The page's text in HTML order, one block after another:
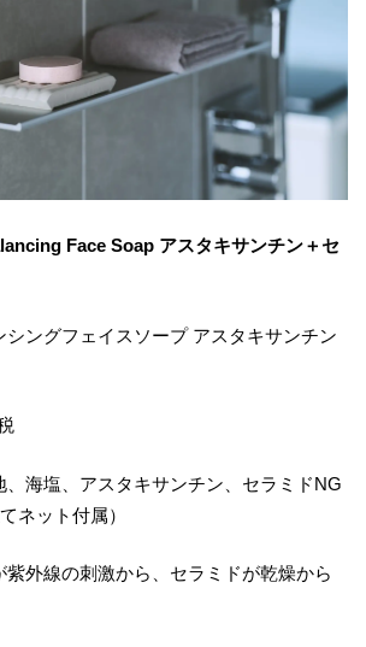
Face Soap アスタキサンチン＋セ
シングフェイスソープ アスタキサンチン
、海塩、アスタキサンチン、セラミドNG
ネット付属）
紫外線の刺激から、セラミドが乾燥から